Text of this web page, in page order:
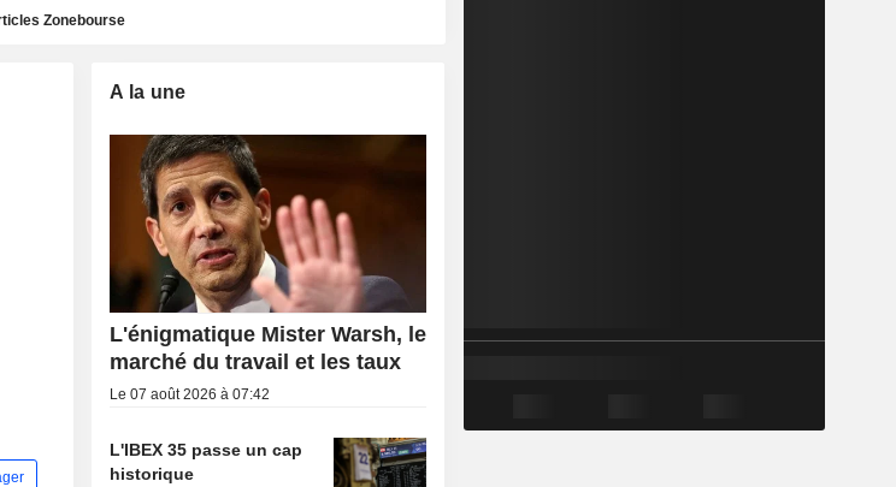
Zonebourse
A la une
L'énigmatique Mister Warsh, le
marché du travail et les taux
Le 07 août 2026 à 07:42
L'IBEX 35 passe un cap
historique